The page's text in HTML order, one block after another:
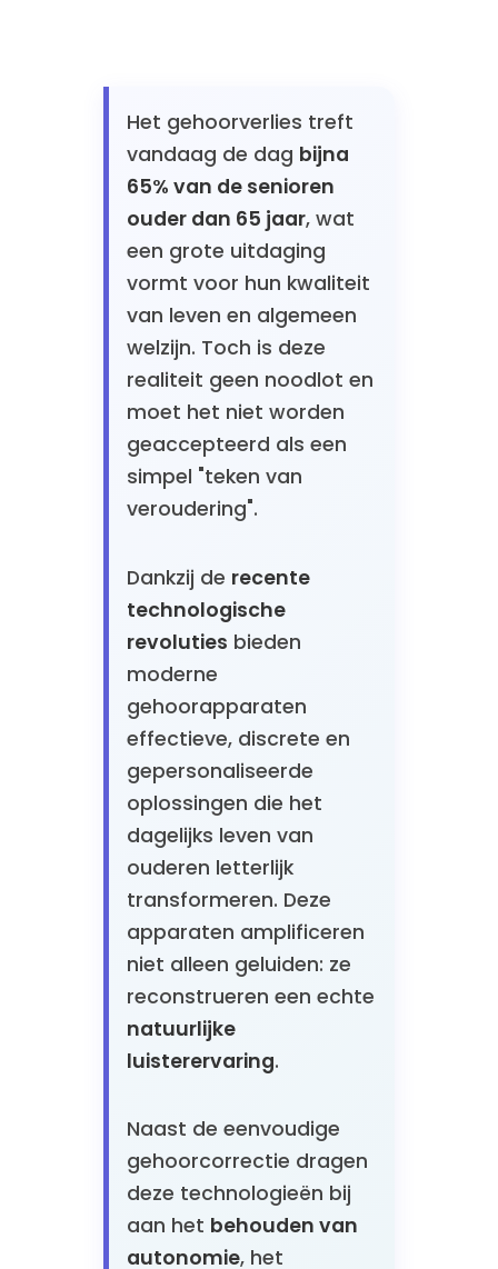
Het gehoorverlies treft
vandaag de dag bijna
65% van de senioren
ouder dan 65 jaar, wat
een grote uitdaging
vormt voor hun kwaliteit
van leven en algemeen
welzijn. Toch is deze
realiteit geen noodlot en
moet het niet worden
geaccepteerd als een
simpel "teken van
veroudering".
Dankzij de recente
technologische
revoluties bieden
moderne
gehoorapparaten
effectieve, discrete en
gepersonaliseerde
oplossingen die het
dagelijks leven van
ouderen letterlijk
transformeren. Deze
apparaten amplificeren
niet alleen geluiden: ze
reconstrueren een echte
natuurlijke
luisterervaring.
Naast de eenvoudige
gehoorcorrectie dragen
deze technologieën bij
aan het behouden van
autonomie, het